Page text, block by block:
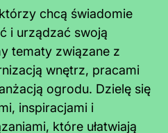
chcą świadomie
i urządzać swoją
tematy związane z
wnętrz, pracami
ogrodu. Dzielę się
inspiracjami i
które ułatwiają